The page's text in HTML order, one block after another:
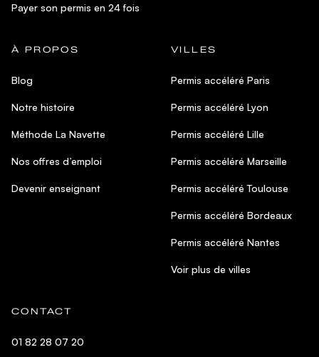
Payer son permis en 24 fois
À PROPOS
Blog
Notre histoire
Méthode La Navette
Nos offres d’emploi
Devenir enseignant
VILLES
Permis accéléré Paris
Permis accéléré Lyon
Permis accéléré Lille
Permis accéléré Marseille
Permis accéléré Toulouse
Permis accéléré Bordeaux
Permis accéléré Nantes
Voir plus de villes
CONTACT
01 82 28 07 20